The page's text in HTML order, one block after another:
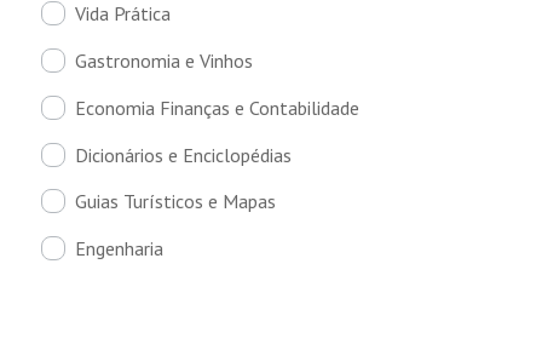
Vida Prática
Gastronomia e Vinhos
Economia Finanças e Contabilidade
Dicionários e Enciclopédias
Guias Turísticos e Mapas
Engenharia